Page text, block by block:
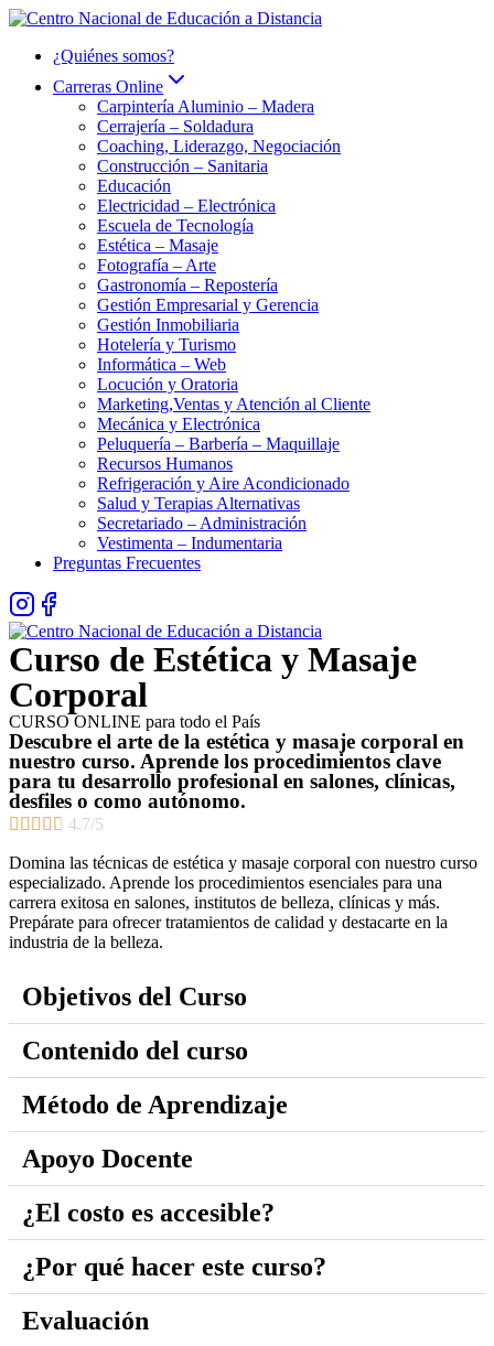
Saltar
contenido¿Quiénes somos?
Carreras Online
Carpintería Aluminio – Madera
Cerrajería – Soldadura
Coaching, Liderazgo, Negociación
Construcción – Sanitaria
Educación
Electricidad – Electrónica
Escuela de Tecnología
Estética – Masaje
Fotografía – Arte
Gastronomía – Repostería
Gestión Empresarial y Gerencia
Gestión Inmobiliaria
Hotelería y Turismo
Informática – Web
Locución y Oratoria
Marketing,Ventas y Atención al Cliente
Mecánica y Electrónica
Peluquería – Barbería – Maquillaje
Recursos Humanos
Refrigeración y Aire Acondicionado
Salud y Terapias Alternativas
Secretariado – Administración
Vestimenta – Indumentaria
Preguntas Frecuentes
Curso de Estética y Masaje
Corporal
CURSO ONLINE para todo el País
Descubre el arte de la estética y masaje corporal en
nuestro curso. Aprende los procedimientos clave
para tu desarrollo profesional en salones, clínicas,
desfiles o como autónomo.
     4.7/5
Domina las técnicas de estética y masaje corporal con nuestro curso
especializado. Aprende los procedimientos esenciales para una
carrera exitosa en salones, institutos de belleza, clínicas y más.
Prepárate para ofrecer tratamientos de calidad y destacarte en la
industria de la belleza.
Objetivos del Curso
Contenido del curso
Método de Aprendizaje
Apoyo Docente
¿El costo es accesible?
¿Por qué hacer este curso?
Evaluación